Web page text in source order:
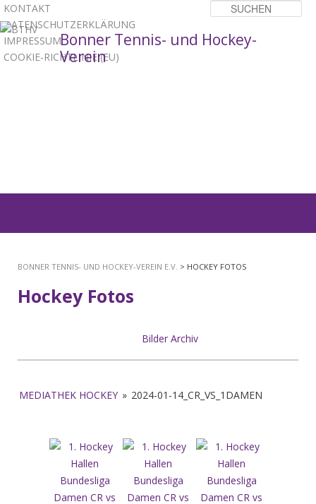
KONTAKT
DATENSCHUTZERKLÄRUNG
IMPRESSUM
COOKIE-RICHTLINIE (EU)
Bonner Tennis- und Hockey-
Verein
1 2 3
INHALT
SPRINGEN
BONNER TENNIS- UND HOCKEY-VEREIN E.V. > HOCKEY FOTOS
Hockey Fotos
Bilder Archiv
MEDIATHEK HOCKEY » 2024-01-14_CR_VS_1DAMEN